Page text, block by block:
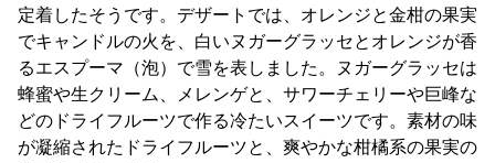
定着したそうです。デザートでは、オレンジと金柑の果実
でキャンドルの火を、白いヌガーグラッセとオレンジが香
るエスプーマ（泡）で雪を表しました。ヌガーグラッセは
蜂蜜や生クリーム、メレンゲと、サワーチェリーや巨峰な
どのドライフルーツで作る冷たいスイーツです。素材の味
が凝縮されたドライフルーツと、爽やかな柑橘系の果実の